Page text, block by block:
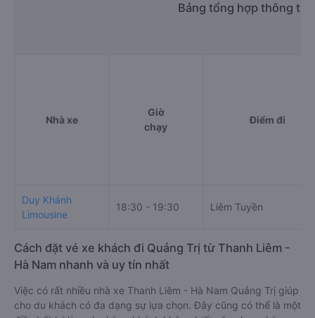
Bảng tổng hợp thông tin
Nhà xe
Giờ
chạy
Điểm đi
Duy Khánh
Limousine
18:30 - 19:30 Liêm Tuyền
Cách đặt vé xe khách đi Quảng Trị từ Thanh Liêm -
Hà Nam nhanh và uy tín nhất
Việc có rất nhiều nhà xe Thanh Liêm - Hà Nam Quảng Trị giúp
cho du khách có đa dạng sự lựa chọn. Đây cũng có thể là một